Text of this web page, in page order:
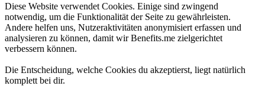
Diese Website verwendet Cookies. Einige sind zwingend
notwendig, um die Funktionalität der Seite zu gewährleisten.
Andere helfen uns, Nutzeraktivitäten anonymisiert erfassen und
analysieren zu können, damit wir Benefits.me zielgerichtet
verbessern können.
Die Entscheidung, welche Cookies du akzeptierst, liegt natürlich
komplett bei dir.